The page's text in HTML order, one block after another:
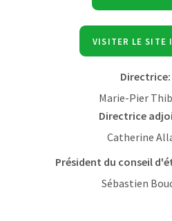
VISITER LE SITE
Directrice:
Marie-Pier
Directrice
Catherine
Président du conseil
Sébastien